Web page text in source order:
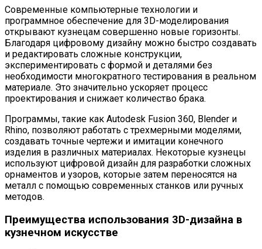
Современные компьютерные технологии и
программное обеспечение для 3D-моделирования
открывают кузнецам совершенно новые горизонты.
Благодаря цифровому дизайну можно быстро создавать
и редактировать сложные конструкции,
экспериментировать с формой и деталями без
необходимости многократного тестирования в реальном
материале. Это значительно ускоряет процесс
проектирования и снижает количество брака.
Программы, такие как Autodesk Fusion 360, Blender и
Rhino, позволяют работать с трехмерными моделями,
создавать точные чертежи и имитации конечного
изделия в различных материалах. Некоторые кузнецы
используют цифровой дизайн для разработки сложных
орнаментов и узоров, которые затем переносятся на
металл с помощью современных станков или ручных
методов.
Преимущества использования 3D-дизайна в
кузнечном искусстве